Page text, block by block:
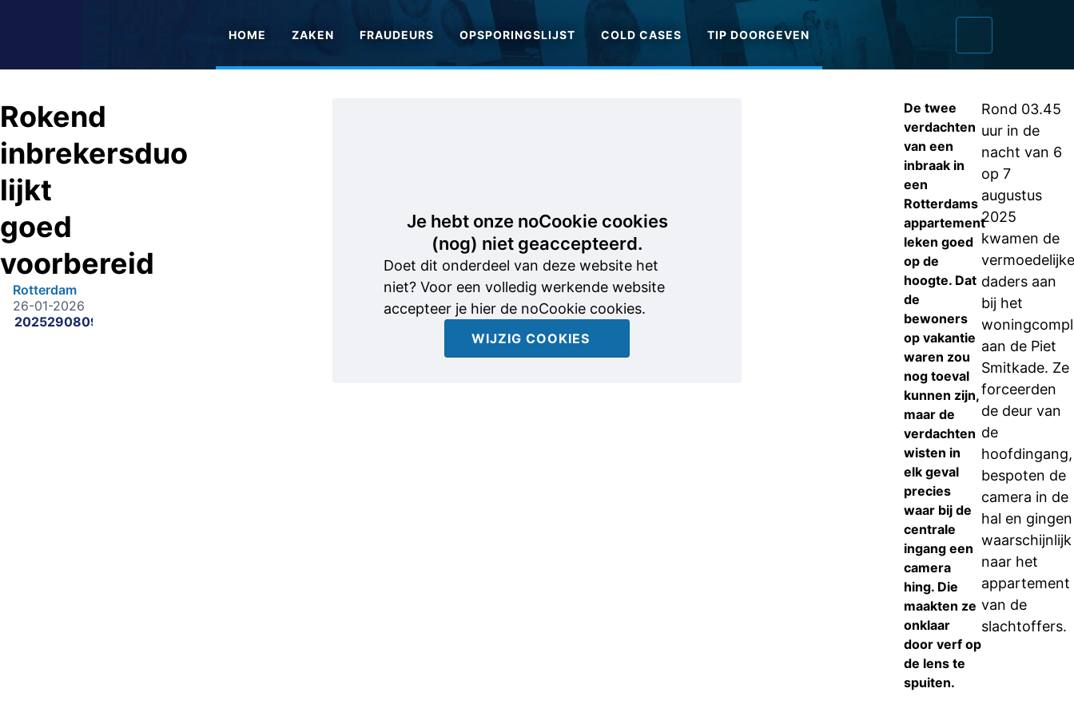
HOME ZAKEN FRAUDEURS OPSPORINGSLIJST COLD CASES TIP DOORGEVEN
Rokend
inbrekersduo
lijkt
goed
voorbereid
Rotterdam
26-01-2026
2025290809
Je hebt onze noCookie cookies
(nog) niet geaccepteerd.
Doet dit onderdeel van deze website het
niet? Voor een volledig werkende website
accepteer je hier de noCookie cookies.
WIJZIG COOKIES
De twee
verdachten
van een
inbraak in
een
Rotterdams
appartement
leken goed
op de
hoogte. Dat
de
bewoners
op vakantie
waren zou
nog toeval
kunnen zijn,
maar de
verdachten
wisten in
elk geval
precies
waar bij de
centrale
ingang een
camera
hing. Die
maakten ze
onklaar
door verf op
de lens te
spuiten.
Rond 03.45
uur in de
nacht van 6
op 7
augustus
2025
kwamen de
vermoedelijke
daders aan
bij het
aan de Piet
Smitkade. Ze
forceerden
de deur van
de
hoofdingang,
bespoten de
camera in de
hal en gingen
waarschijnlijk
naar het
appartement
van de
slachtoffers.